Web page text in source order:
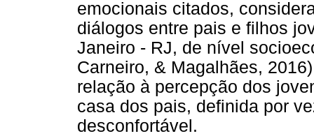
emocionais citados,
diálogos entre pais e filhos
Janeiro - RJ, de nível
Carneiro, & Magalhães,
relação à percepção dos
casa dos pais, definida por
desconfortável.